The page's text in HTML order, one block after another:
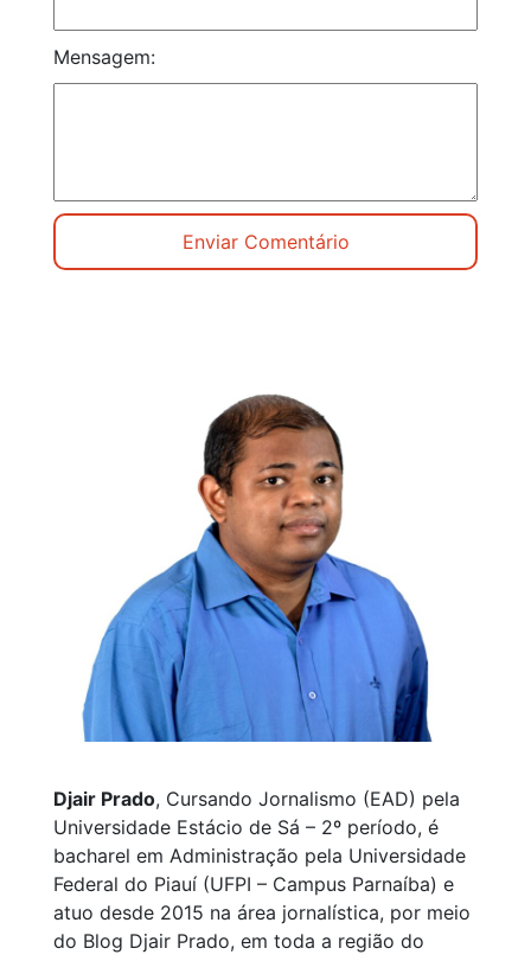
Mensagem:
Djair Prado, Cursando Jornalismo (EAD) pela
Universidade Estácio de Sá – 2º período, é
bacharel em Administração pela Universidade
Federal do Piauí (UFPI – Campus Parnaíba) e
atuo desde 2015 na área jornalística, por meio
do Blog Djair Prado, em toda a região do